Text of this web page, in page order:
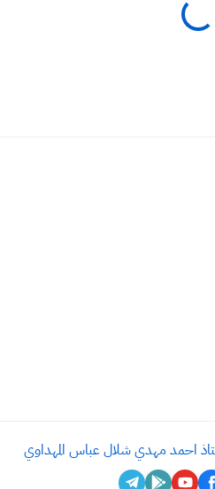
احمد مهدي شلال عباس المهداوي